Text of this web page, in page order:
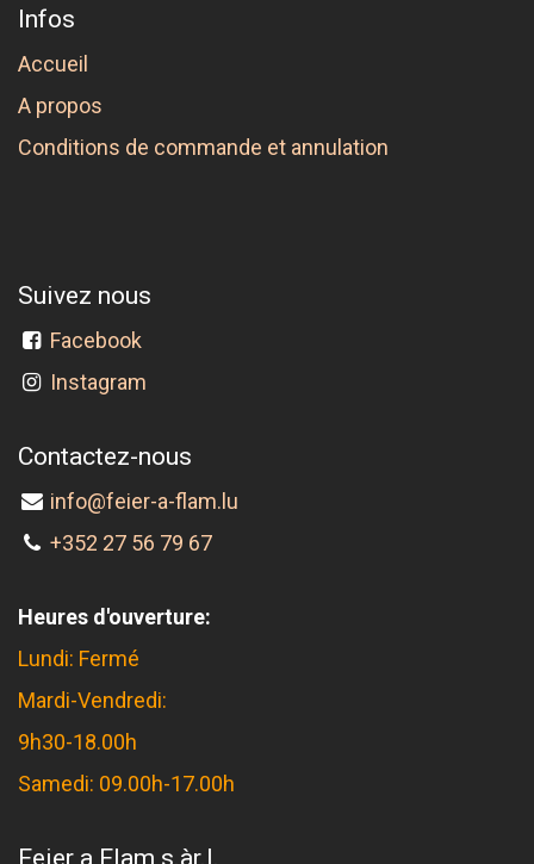
Infos
Accueil
A propos
Conditions de commande et annulation
Suivez nous
Facebook
Instagram
Contactez-nous
info@feier-a-flam.lu
+352 27 56 79 67
Heures d'ouverture:
Lundi: Fermé
Mardi-Vendredi:
9h30-18.00h
Samedi: 09.00h-17.00h
Feier a Flam s.àr.l.